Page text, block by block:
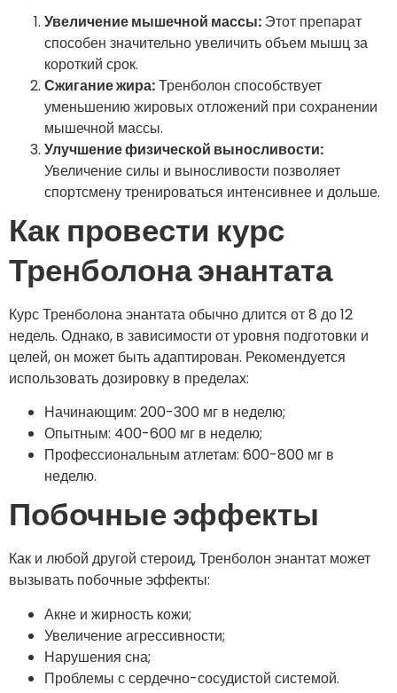
Увеличение мышечной массы: Этот препарат
способен значительно увеличить объем мышц за
короткий срок.
Сжигание жира:Тренболон способствует
уменьшению жировых отложений при сохранении
мышечной массы.
Улучшение физической выносливости:
Увеличение силы и выносливости позволяет
спортсмену тренироваться интенсивнее и дольше.
Как провести курс
Тренболона энантата
Курс Тренболона энантата обычно длится от 8 до 12
недель. Однако, в зависимости от уровня подготовки и
целей, он может быть адаптирован. Рекомендуется
использовать дозировку в пределах:
Начинающим: 200-300 мг в неделю;
Опытным: 400-600 мг в неделю;
Профессиональным атлетам: 600-800 мг в
неделю.
Побочные эффекты
Как и любой другой стероид, Тренболон энантат может
вызывать побочные эффекты:
Акне и жирность кожи;
Увеличение агрессивности;
Нарушения сна;
Проблемы с сердечно-сосудистой системой.